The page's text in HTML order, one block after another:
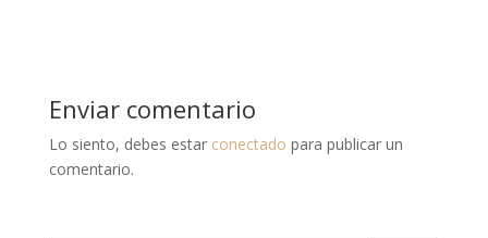
Enviar comentario
Lo siento, debes estar conectado para publicar un
comentario.